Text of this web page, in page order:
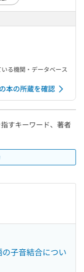
る機関・データベース
本の所蔵を確認
すキーワード、著者
子音結合につい